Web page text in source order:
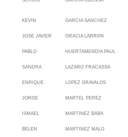
KEVIN GARCIA SANCHEZ
JOSE JAVIER GRACIA LARRIPA
PABLO HUERTAMENDIA PAUL
SANDRA LAZARO FRACASSA
ENRIQUE LOPEZ GRAVALOS
JORGE MARTEL PEREZ
ISMAEL MARTINEZ BABA
BELEN MARTINEZ MALO